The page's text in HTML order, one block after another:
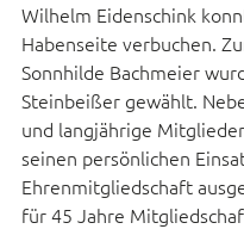
Wilhelm Eidenschink
Habenseite verbuchen.
Sonnhilde Bachmeier
Steinbeißer gewählt.
und langjährige
seinen persönlichen
Ehrenmitgliedschaft
für 45 Jahre